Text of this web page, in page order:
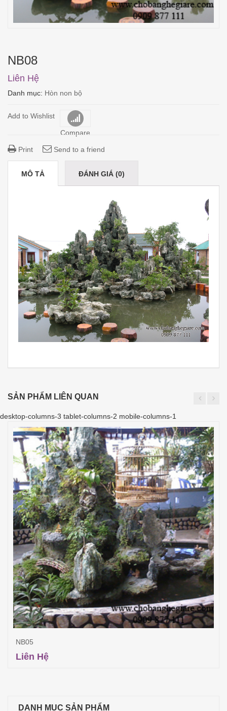
NB08
Liên Hệ
Danh mục: Hòn non bộ
Add to Wishlist
Compare
Print Send to a friend
MÔ TẢ ĐÁNH GIÁ (0)
SẢN PHẨM LIÊN QUAN
desktop-columns-3 tablet-columns-2 mobile-columns-1
NB05
Liên Hệ
DANH MỤC SẢN PHẨM